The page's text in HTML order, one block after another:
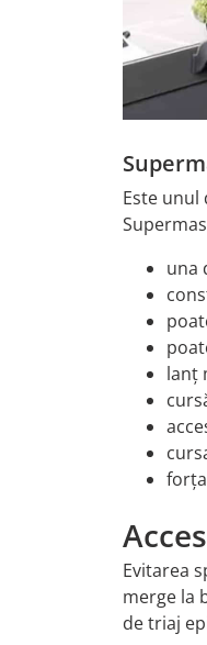
Este unul
una
lanț
Evitarea
merge la
de triaj